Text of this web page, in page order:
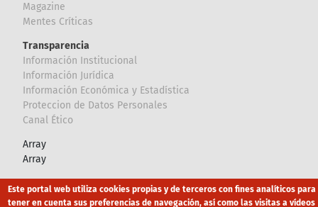
Magazine
Mentes Críticas
Transparencia
Información Institucional
Información Jurídica
Información Económica y Estadística
Proteccion de Datos Personales
Canal Ético
Array
Array
Footer Canal Ético eduroam Mapa Web
Este portal web utiliza cookies propias y de terceros con fines analíticos para
tener en cuenta sus preferencias de navegación, así como las visitas a vídeos